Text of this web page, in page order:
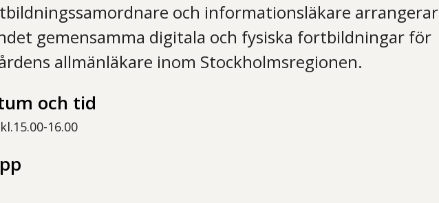
och informationsläkare arrangerar
gemensamma digitala och fysiska fortbildningar för
allmänläkare inom Stockholmsregionen.
och tid
16.00